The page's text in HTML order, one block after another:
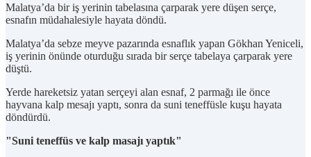
Malatya’da bir iş yerinin tabelasına çarparak yere düşen serçe,
esnafın müdahalesiyle hayata döndü.
Malatya’da sebze meyve pazarında esnaflık yapan Gökhan Yeniceli,
iş yerinin önünde oturduğu sırada bir serçe tabelaya çarparak yere
düştü.
Yerde hareketsiz yatan serçeyi alan esnaf, 2 parmağı ile önce
hayvana kalp mesajı yaptı, sonra da suni teneffüsle kuşu hayata
döndürdü.
"Suni teneffüs ve kalp masajı yaptık"